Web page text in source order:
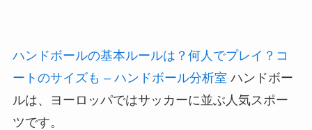
ハンドボールの基本ルールは？何人でプレイ？コ
ートのサイズも – ハンドボール分析室 ハンドボー
ルは、ヨーロッパではサッカーに並ぶ人気スポー
ツです。